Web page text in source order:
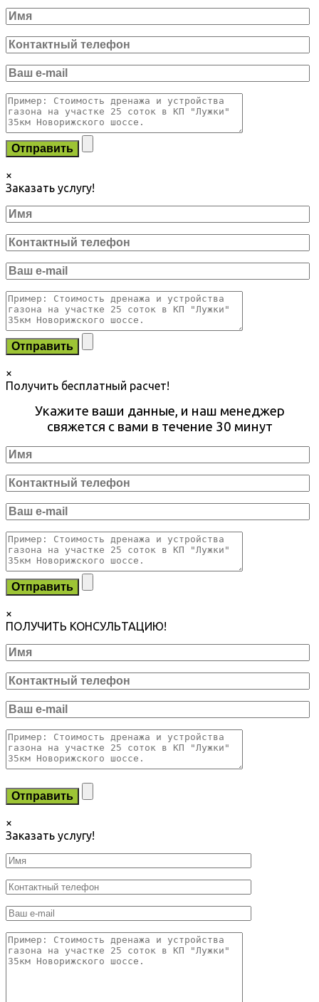
×
Заказать услугу!
×
Получить бесплатный расчет!
Укажите ваши данные, и наш менеджер
свяжется с вами в течение 30 минут
×
ПОЛУЧИТЬ КОНСУЛЬТАЦИЮ!
×
Заказать услугу!